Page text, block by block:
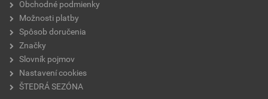
externý odkaz
nasiakavosť
prídržnosť
paropriepustnosť
Obchodné podmienky
Možnosti platby
Spôsob doručenia
Značky
Slovník pojmov
Nastavení cookies
ŠTEDRÁ SEZÓNA